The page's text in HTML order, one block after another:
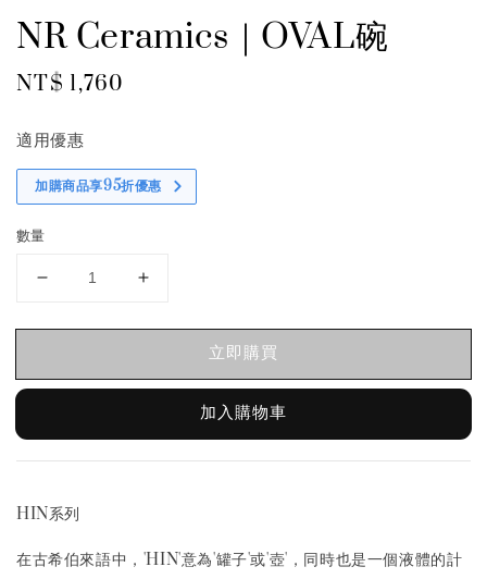
NR Ceramics｜OVAL碗
Regular
NT$ 1,760
適用優惠
加購商品享95折優惠
數量
立即購買
加入購物車
HIN系列
在古希伯來語中，'HIN'意為'罐子'或'壺'，同時也是一個液體的計